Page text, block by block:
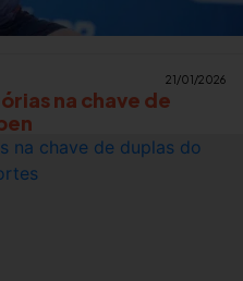
21/01/2026
na chave de